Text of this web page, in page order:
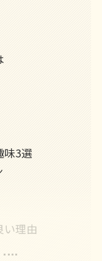
味3選
い理由